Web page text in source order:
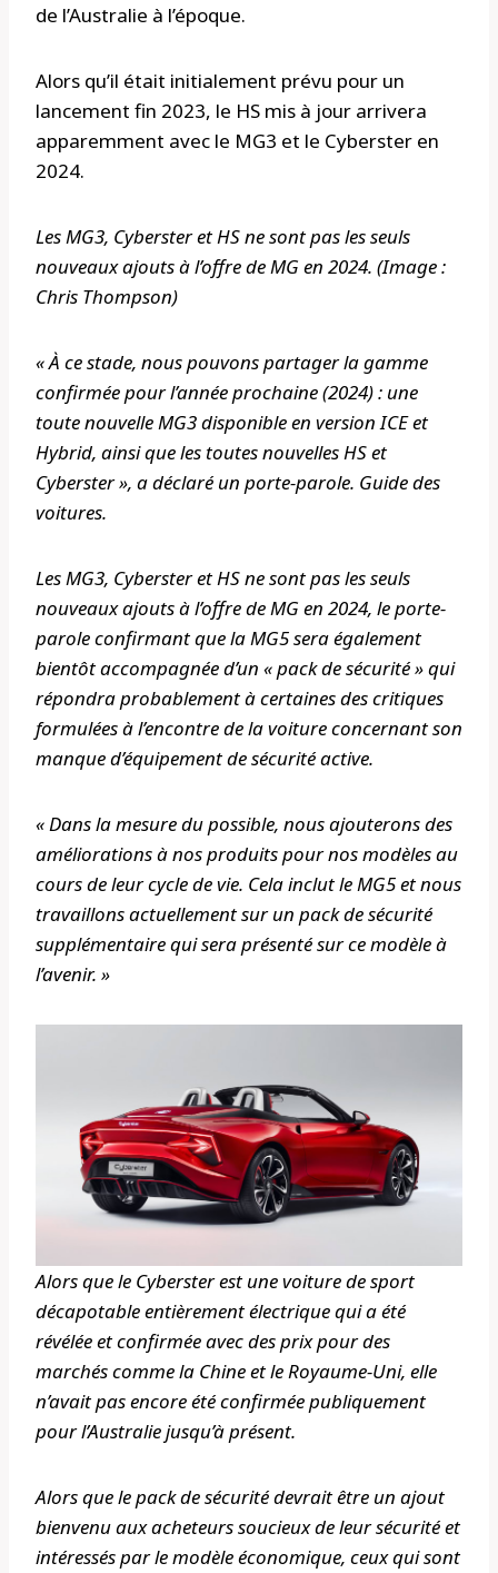
de l’Australie à l’époque.
Alors qu’il était initialement prévu pour un
lancement fin 2023, le HS mis à jour arrivera
apparemment avec le MG3 et le Cyberster en
2024.
Les MG3, Cyberster et HS ne sont pas les seuls
nouveaux ajouts à l’offre de MG en 2024. (Image :
Chris Thompson)
« À ce stade, nous pouvons partager la gamme
confirmée pour l’année prochaine (2024) : une
toute nouvelle MG3 disponible en version ICE et
Hybrid, ainsi que les toutes nouvelles HS et
Cyberster », a déclaré un porte-parole. Guide des
voitures.
Les MG3, Cyberster et HS ne sont pas les seuls
nouveaux ajouts à l’offre de MG en 2024, le porte-
parole confirmant que la MG5 sera également
bientôt accompagnée d’un « pack de sécurité » qui
répondra probablement à certaines des critiques
formulées à l’encontre de la voiture concernant son
manque d’équipement de sécurité active.
« Dans la mesure du possible, nous ajouterons des
améliorations à nos produits pour nos modèles au
cours de leur cycle de vie. Cela inclut le MG5 et nous
travaillons actuellement sur un pack de sécurité
supplémentaire qui sera présenté sur ce modèle à
l’avenir. »
Alors que le Cyberster est une voiture de sport
décapotable entièrement électrique qui a été
révélée et confirmée avec des prix pour des
marchés comme la Chine et le Royaume-Uni, elle
n’avait pas encore été confirmée publiquement
pour l’Australie jusqu’à présent.
Alors que le pack de sécurité devrait être un ajout
bienvenu aux acheteurs soucieux de leur sécurité et
intéressés par le modèle économique, ceux qui sont